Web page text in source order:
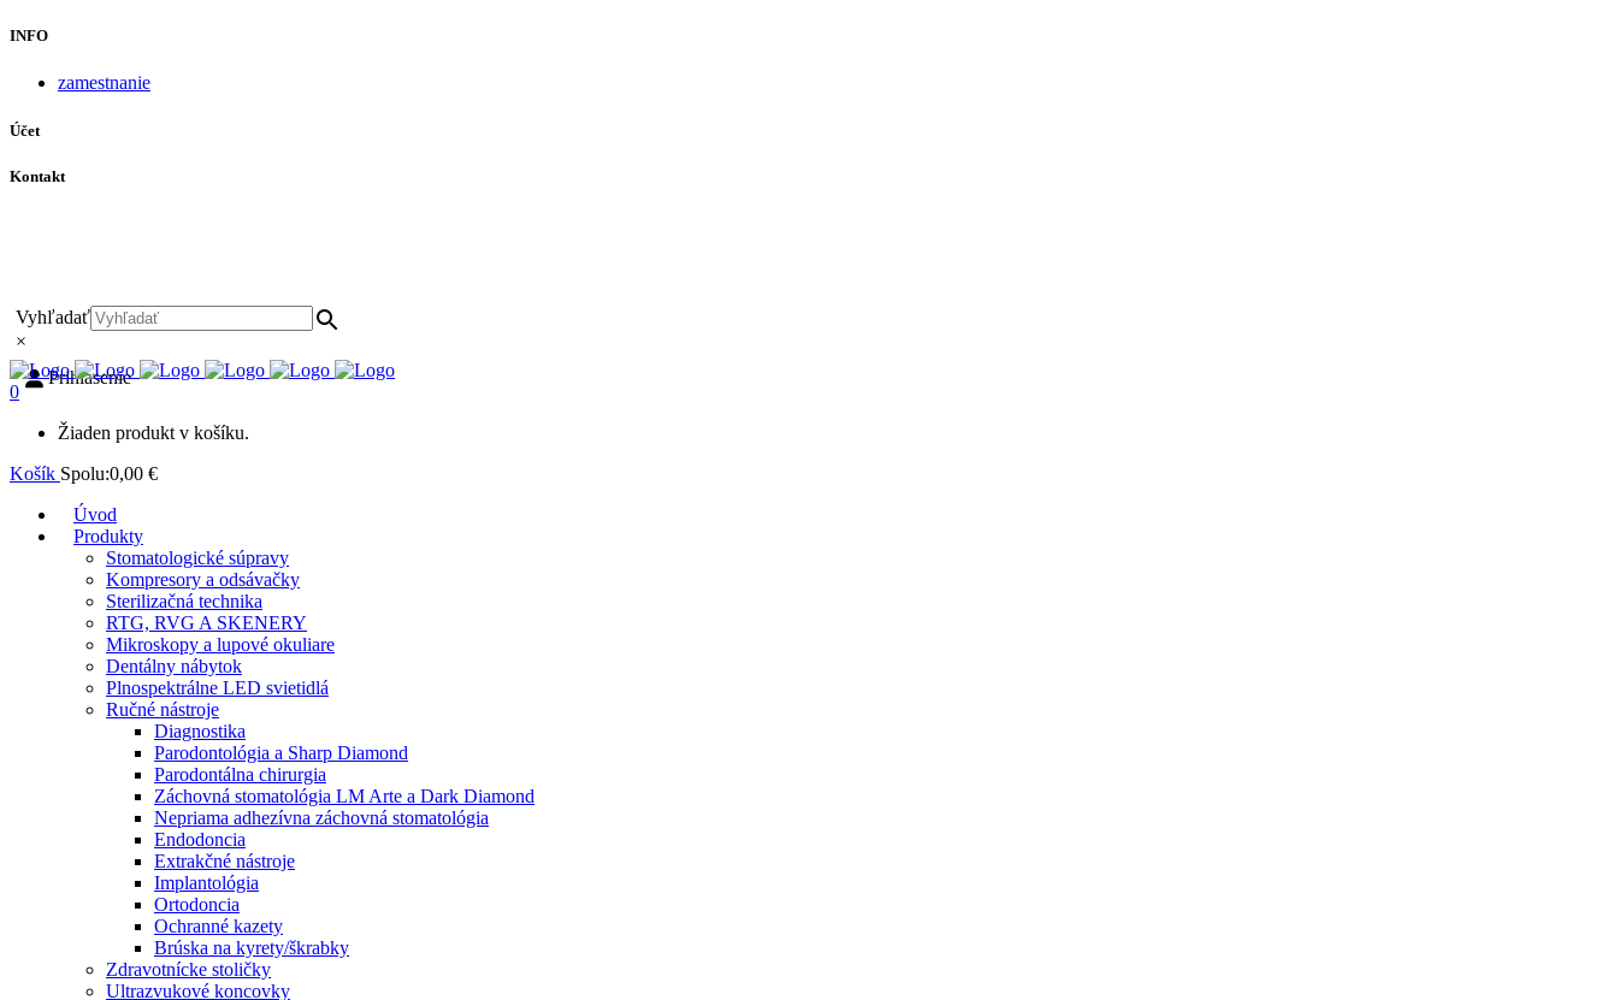
INFO
zamestnanie
Účet
Kontakt
Vyhľadať
×
Prihlásenie
0
Žiaden produkt v košíku.
Košík Spolu:0,00 €
Úvod
Produkty
Stomatologické súpravy
Kompresory a odsávačky
Sterilizačná technika
RTG, RVG A SKENERY
Mikroskopy a lupové okuliare
Dentálny nábytok
Plnospektrálne LED svietidlá
Ručné nástroje
Diagnostika
Parodontológia a Sharp Diamond
Parodontálna chirurgia
Záchovná stomatológia LM Arte a Dark Diamond
Nepriama adhezívna záchovná stomatológia
Endodoncia
Extrakčné nástroje
Implantológia
Ortodoncia
Ochranné kazety
Brúska na kyrety/škrabky
Zdravotnícke stoličky
Ultrazvukové koncovky